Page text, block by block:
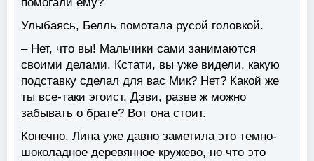
помогали ему?
Улыбаясь, Белль помотала русой головкой.
– Нет, что вы! Мальчики сами занимаются
своими делами. Кстати, вы уже видели, какую
подставку сделал для вас Мик? Нет? Какой же
ты все-таки эгоист, Дэви, разве ж можно
забывать о брате? Вот она стоит.
Конечно, Лина уже давно заметила это темно-
шоколадное деревянное кружево, но что это